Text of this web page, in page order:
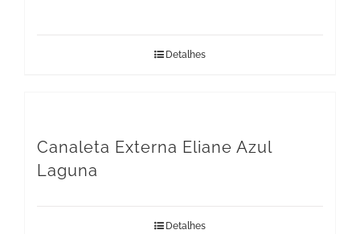
Detalhes
Canaleta Externa Eliane Azul
Laguna
Detalhes